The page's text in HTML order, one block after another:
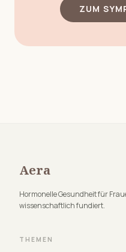
ZUM
Aera
Hormonelle Gesundheit für
wissenschaftlich fundiert.
THEMEN